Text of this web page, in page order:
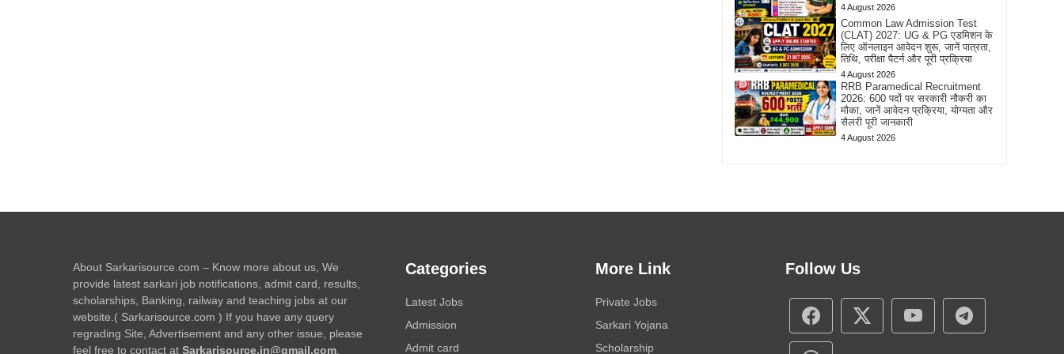
4 August 2026
Common Law Admission Test
(CLAT) 2027: UG & PG एडमिशन के
लिए ऑनलाइन आवेदन शुरू, जानें पात्रता,
तिथि, परीक्षा पैटर्न और पूरी प्रक्रिया
4 August 2026
RRB Paramedical Recruitment
2026: 600 पदों पर सरकारी नौकरी का
मौका, जानें आवेदन प्रक्रिया, योग्यता और
सैलरी पूरी जानकारी
4 August 2026
About Sarkarisource.com – Know more about us, We
provide latest sarkari job notifications, admit card, results,
scholarships, Banking, railway and teaching jobs at our
website.( Sarkarisource.com ) If you have any query
regrading Site, Advertisement and any other issue, please
feel free to contact at Sarkarisource.in@gmail.com
Categories
Latest Jobs
Admission
Admit card
More Link
Private Jobs
Sarkari Yojana
Scholarship
Follow Us